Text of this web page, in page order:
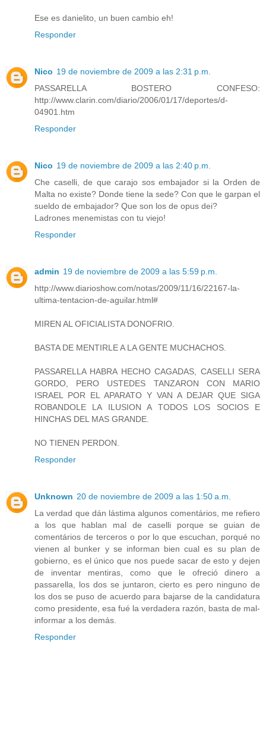
Ese es danielito, un buen cambio eh!
Responder
Nico 19 de noviembre de 2009 a las 2:31 p.m.
PASSARELLA BOSTERO CONFESO:
http://www.clarin.com/diario/2006/01/17/deportes/d-
04901.htm
Responder
Nico 19 de noviembre de 2009 a las 2:40 p.m.
Che caselli, de que carajo sos embajador si la Orden de
Malta no existe? Donde tiene la sede? Con que le garpan el
sueldo de embajador? Que son los de opus dei?
Ladrones menemistas con tu viejo!
Responder
admin 19 de noviembre de 2009 a las 5:59 p.m.
http://www.diarioshow.com/notas/2009/11/16/22167-la-
ultima-tentacion-de-aguilar.html#
MIREN AL OFICIALISTA DONOFRIO.
BASTA DE MENTIRLE A LA GENTE MUCHACHOS.
PASSARELLA HABRA HECHO CAGADAS, CASELLI SERA
GORDO, PERO USTEDES TANZARON CON MARIO
ISRAEL POR EL APARATO Y VAN A DEJAR QUE SIGA
ROBANDOLE LA ILUSION A TODOS LOS SOCIOS E
HINCHAS DEL MAS GRANDE.
NO TIENEN PERDON.
Responder
Unknown 20 de noviembre de 2009 a las 1:50 a.m.
La verdad que dán lástima algunos comentários, me refiero
a los que hablan mal de caselli porque se guian de
comentários de terceros o por lo que escuchan, porqué no
vienen al bunker y se informan bien cual es su plan de
gobierno, es el único que nos puede sacar de esto y dejen
de inventar mentiras, como que le ofreció dinero a
passarella, los dos se juntaron, cierto es pero ninguno de
los dos se puso de acuerdo para bajarse de la candidatura
como presidente, esa fué la verdadera razón, basta de mal-
informar a los demás.
Responder